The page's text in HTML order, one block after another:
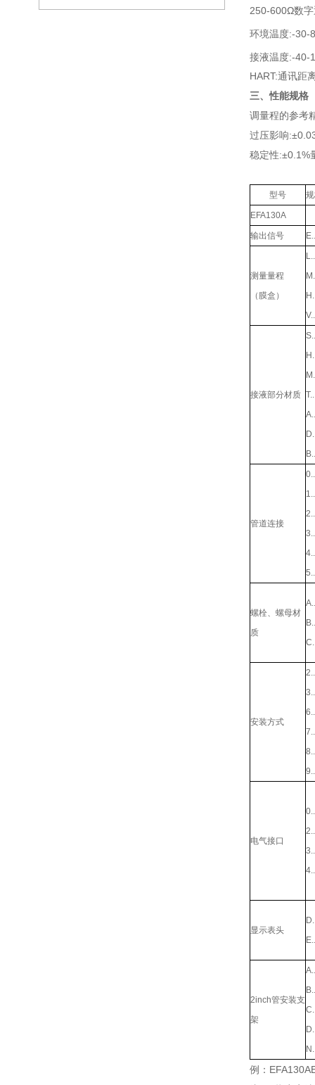
250-600Ω数
环境温度:-
接液温度:-
HART:通讯距
三、性能规格
调量程的参考
过压影响
稳定性:±0.1%
型号
EFA130A
输出信号
测量量程
（膜盒）
接液部分材质
管道连接
螺栓、螺母材
质
安装方式
电气接口
显示表头
2inch管安装支
架
例：